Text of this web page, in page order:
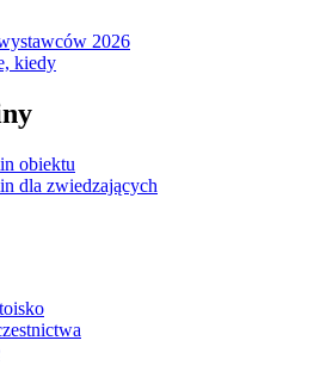
2026
kiedy
obiektu
dla zwiedzających